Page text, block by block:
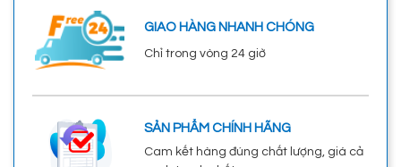
GIAO HÀNG NHANH CHÓNG
Chỉ trong vòng 24 giờ
SẢN PHẨM CHÍNH HÃNG
Cam kết hàng đúng chất lượng, giá cả